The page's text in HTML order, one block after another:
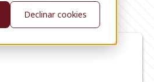
Declinar cookies